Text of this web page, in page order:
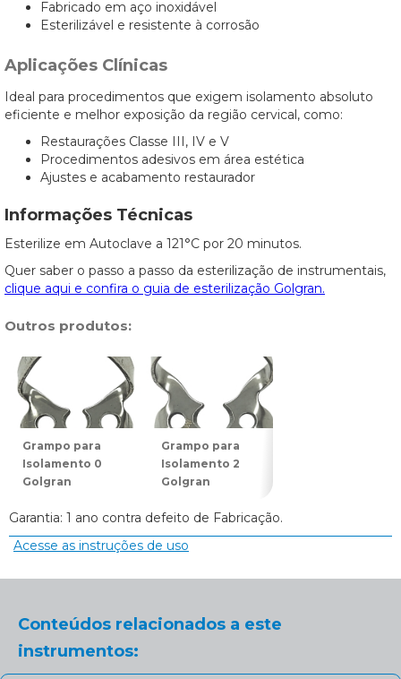
Fabricado em aço inoxidável
Esterilizável e resistente à corrosão
Aplicações Clínicas
Ideal para procedimentos que exigem isolamento absoluto
eficiente e melhor exposição da região cervical, como:
Restaurações Classe III, IV e V
Procedimentos adesivos em área estética
Ajustes e acabamento restaurador
Informações Técnicas
Esterilize em Autoclave a 121°C por 20 minutos.
Quer saber o passo a passo da esterilização de instrumentais,
clique aqui e confira o guia de esterilização Golgran.
Outros produtos:
Grampo para
Isolamento 0
Golgran
Grampo para
Isolamento 2
Golgran
Garantia: 1 ano contra defeito de Fabricação.
Acesse as instruções de uso
Conteúdos relacionados a este
instrumentos: